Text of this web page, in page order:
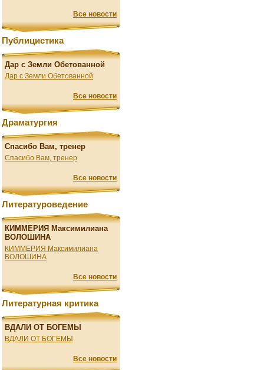
Все новости
Публицистика
Дар с Земли Обетованной
Дар с Земли Обетованной
Все новости
Драматургия
Спасибо Вам, тренер
Спасибо Вам, тренер
Все новости
Литературоведение
КИММЕРИЯ Максимилиана
ВОЛОШИНА
КИММЕРИЯ Максимилиана
ВОЛОШИНА
Все новости
Литературная критика
ВДАЛИ ОТ БОГЕМЫ
ВДАЛИ ОТ БОГЕМЫ
Все новости